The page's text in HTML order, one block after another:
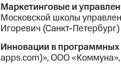
Маркетинговые и
Московской школы
Игоревич (Санкт-Петербург)
Инновации в программных
apps.com)», ООО